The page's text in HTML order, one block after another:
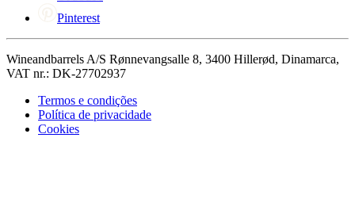
Pinterest
Wineandbarrels A/S Rønnevangsalle 8, 3400 Hillerød, Dinamarca,
VAT nr.: DK-27702937
Termos e condições
Política de privacidade
Cookies